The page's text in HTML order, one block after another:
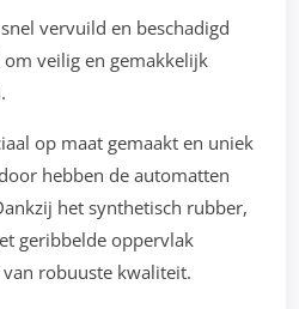
vervuild en beschadigd
veilig en gemakkelijk
op maat gemaakt en uniek
hebben de automatten
het synthetisch rubber,
geribbelde oppervlak
robuuste kwaliteit.